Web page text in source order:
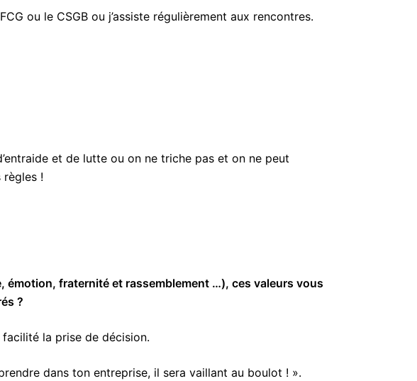
ou le CSGB ou j’assiste régulièrement aux rencontres.
et de lutte ou on ne triche pas et on ne peut
!
émotion, fraternité et rassemblement …), ces valeurs vous
?
la prise de décision.
dans ton entreprise, il sera vaillant au boulot ! ».